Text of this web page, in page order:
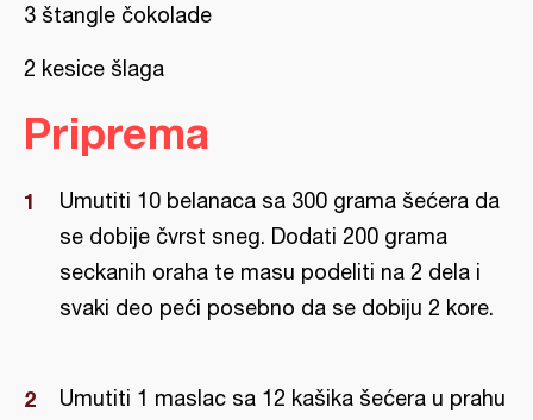
3 štangle čokolade
2 kesice šlaga
Priprema
Umutiti 10 belanaca sa 300 grama šećera da
se dobije čvrst sneg. Dodati 200 grama
seckanih oraha te masu podeliti na 2 dela i
svaki deo peći posebno da se dobiju 2 kore.
Umutiti 1 maslac sa 12 kašika šećera u prahu